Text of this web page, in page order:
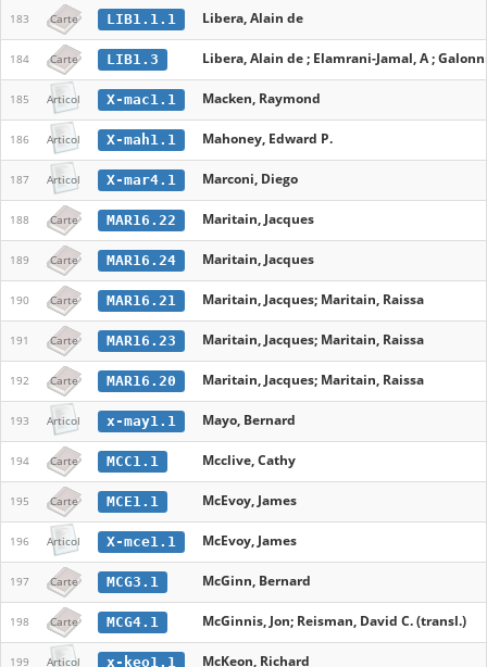
183 Carte LIB1.1.1 Libera, Alain de
184 Carte LIB1.3 Libera, Alain de ; Elamrani-Jamal, A ;
185 Articol X-mac1.1 Macken, Raymond
186 Articol X-mah1.1 Mahoney, Edward P.
187 Articol X-mar4.1 Marconi, Diego
188 Carte MAR16.22 Maritain, Jacques
189 Carte MAR16.24 Maritain, Jacques
190 Carte MAR16.21 Maritain, Jacques; Maritain, Raissa
191 Carte MAR16.23 Maritain, Jacques; Maritain, Raissa
192 Carte MAR16.20 Maritain, Jacques; Maritain, Raissa
193 Articol x-may1.1 Mayo, Bernard
194 Carte MCC1.1 Mcclive, Cathy
195 Carte MCE1.1 McEvoy, James
196 Articol X-mce1.1 McEvoy, James
197 Carte MCG3.1 McGinn, Bernard
198 Carte MCG4.1 McGinnis, Jon; Reisman, David C. (transl.)
199 Articol x-keo1.1 McKeon, Richard